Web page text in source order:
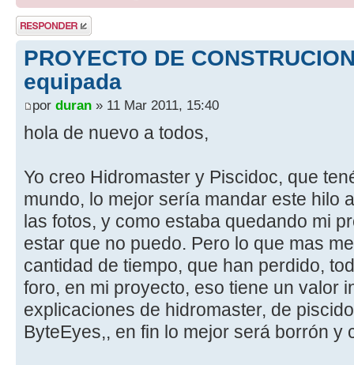
Publicar una
respuesta
PROYECTO DE
equipada
por duran » 11 Mar 2011, 15:40
hola de nuevo a todos,
Yo creo Hidromaster y Piscidoc, que
mundo, lo mejor sería mandar este hilo
las fotos, y como estaba quedando mi
estar que no puedo. Pero lo que mas
cantidad de tiempo, que han perdido,
foro, en mi proyecto, eso tiene un valor
explicaciones de hidromaster, de
ByteEyes,, en fin lo mejor será borrón y